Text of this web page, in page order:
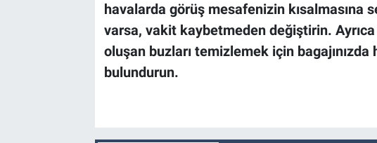
havalarda görüş mesafenizin kısalmasına
varsa, vakit kaybetmeden değiştirin.
oluşan buzları temizlemek için bagajınızda
bulundurun.